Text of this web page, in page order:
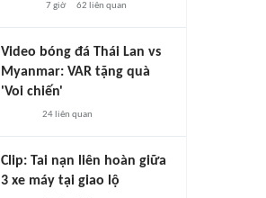
7 giờ 62 liên quan
Video bóng đá Thái Lan vs
Myanmar: VAR tặng quà
'Voi chiến'
24liên quan
Clip: Tai nạn liên hoàn giữa
3 xe máy tại giao lộ